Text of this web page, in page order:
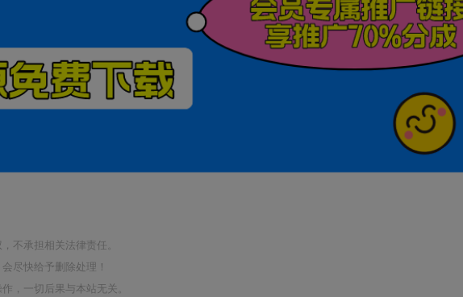
不承担相关法律责任。
尽快给予删除处理！
，一切后果与本站无关。